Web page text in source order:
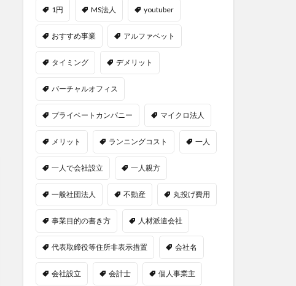
1円 MS法人 youtuber
おすすめ事業 アルファベット
タイミング デメリット
バーチャルオフィス
プライベートカンパニー マイクロ法人
メリット ランニングコスト 一人
一人で会社設立 一人親方
一般社団法人 不動産 丸投げ費用
事業目的の書き方 人材派遣会社
代表取締役等住所非表示措置 会社名
会社設立 会計士 個人事業主